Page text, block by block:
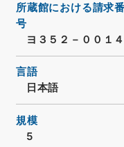
所蔵館における請求番
号
ヨ３５２－００１
言語
日本語
規模
5